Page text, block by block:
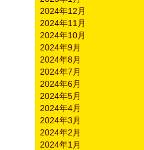
2024年12月
2024年11月
2024年10月
2024年9月
2024年8月
2024年7月
2024年6月
2024年5月
2024年4月
2024年3月
2024年2月
2024年1月